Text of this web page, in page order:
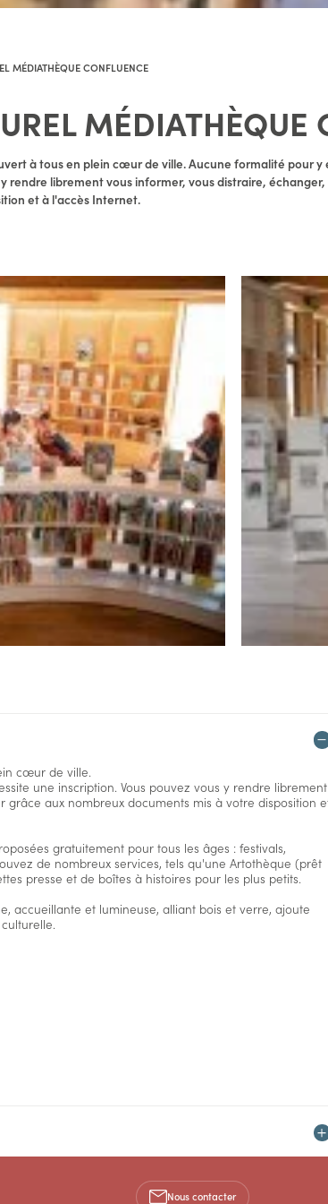
MÉDIATHÈQUE CONFLUENCE
MÉDIATHÈQUE
à tous en plein cœur de ville. Aucune formalité pour y
rendre librement vous informer, vous distraire,
et à l'accès Internet.
cœur de ville.
une inscription. Vous pouvez vous y rendre librement
grâce aux nombreux documents mis à votre disposition
gratuitement pour tous les âges : festivals,
de nombreux services, tels qu'une Artothèque (prêt
presse et de boîtes à histoires pour les plus petits.
accueillante et lumineuse, alliant bois et verre, ajoute
Nous contacter